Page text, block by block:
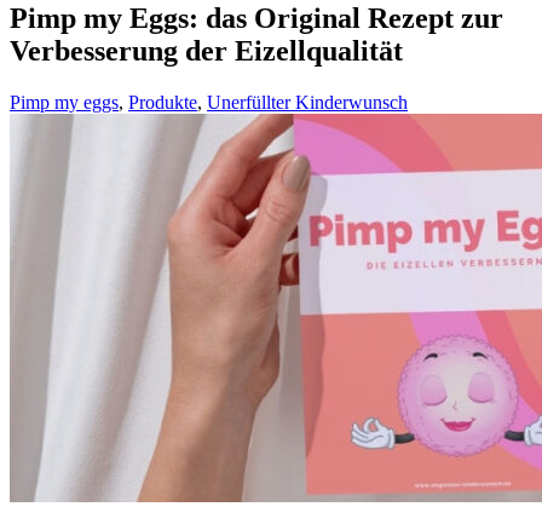
Pimp my Eggs: das Ori­gi­nal Rezept zur
Ver­bes­se­rung der Eizell­qua­li­tät
Pimp my eggs, Produkte, Unerfüllter Kinderwunsch